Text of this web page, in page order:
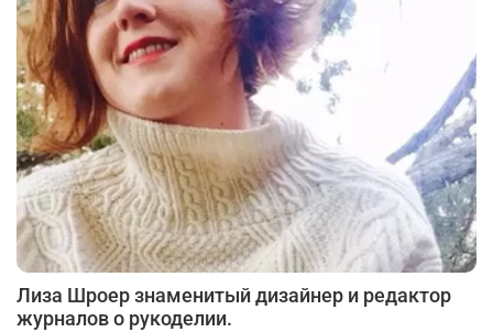
Лиза Шроер знаменитый дизайнер и редактор
журналов о рукоделии.